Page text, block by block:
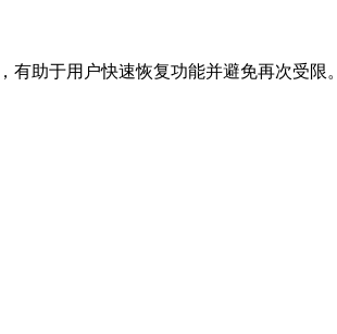
助于用户快速恢复功能并避免再次受限。